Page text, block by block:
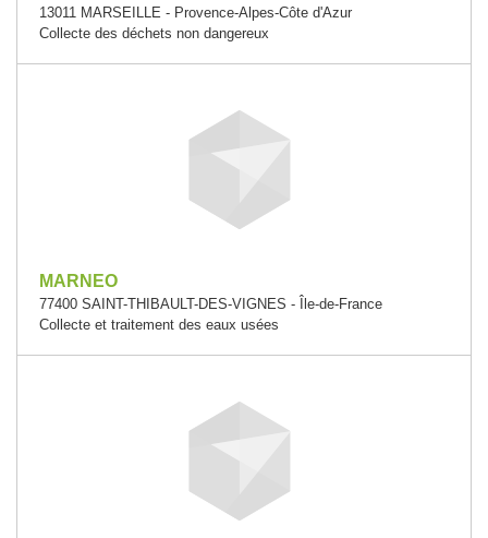
13011 MARSEILLE - Provence-Alpes-Côte d'Azur
Collecte des déchets non dangereux
MARNEO
77400 SAINT-THIBAULT-DES-VIGNES - Île-de-France
Collecte et traitement des eaux usées